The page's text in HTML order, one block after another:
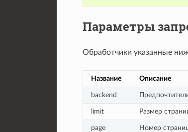
Параметры
Обработчики указанные
Название Описание
backend
limit Размер
page Номер